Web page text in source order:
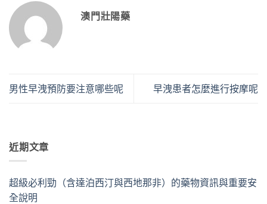
澳門壯陽藥
男性早洩預防要注意哪些呢 早洩患者怎麼進行按摩呢
近期文章
超級必利勁（含達泊西汀與西地那非）的藥物資訊與重要安
全說明